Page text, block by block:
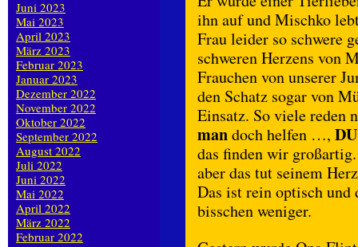
ihn auf und Mischko
Frau leider so schwere
schweren Herzens von
Frauchen von unserer
den Schatz sogar von
Einsatz. So viele reden
mandoch helfen …, DU
das finden wir
aber das tut seinem
Das ist rein optisch und
bisschen weniger.
Juni 2023
Mai 2023
April 2023
März 2023
Februar 2023
Januar 2023
Dezember 2022
November 2022
Oktober 2022
September 2022
August 2022
Juli 2022
Juni 2022
Mai 2022
April 2022
März 2022
Februar 2022